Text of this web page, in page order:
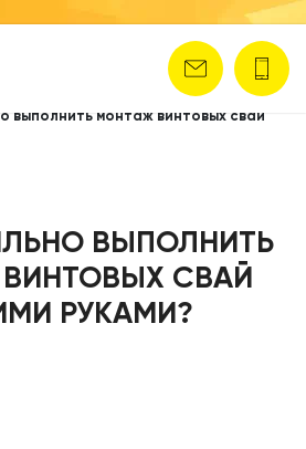
выполнить монтаж винтовых свай
ВЫПОЛНИТЬ
СВАЙ
РУКАМИ?